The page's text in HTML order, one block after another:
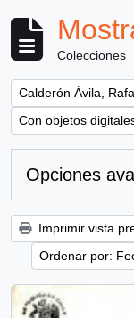
Colecciones
Remove filter:
Calderón Ávila,
Remove filter:
Con objetos
Opciones
Imprimir vista
Ordenar por: